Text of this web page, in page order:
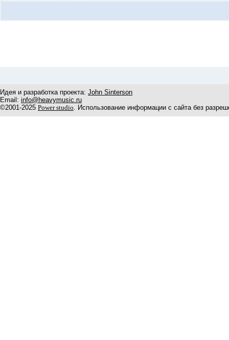
Идея и разработка проекта: John Sinterson
Email: info@heavymusic.ru
©2001-2025 Power studio. Использование информации с сайта без